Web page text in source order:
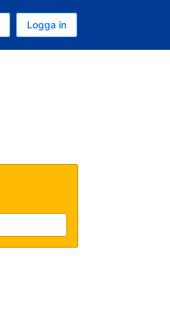
Logga in